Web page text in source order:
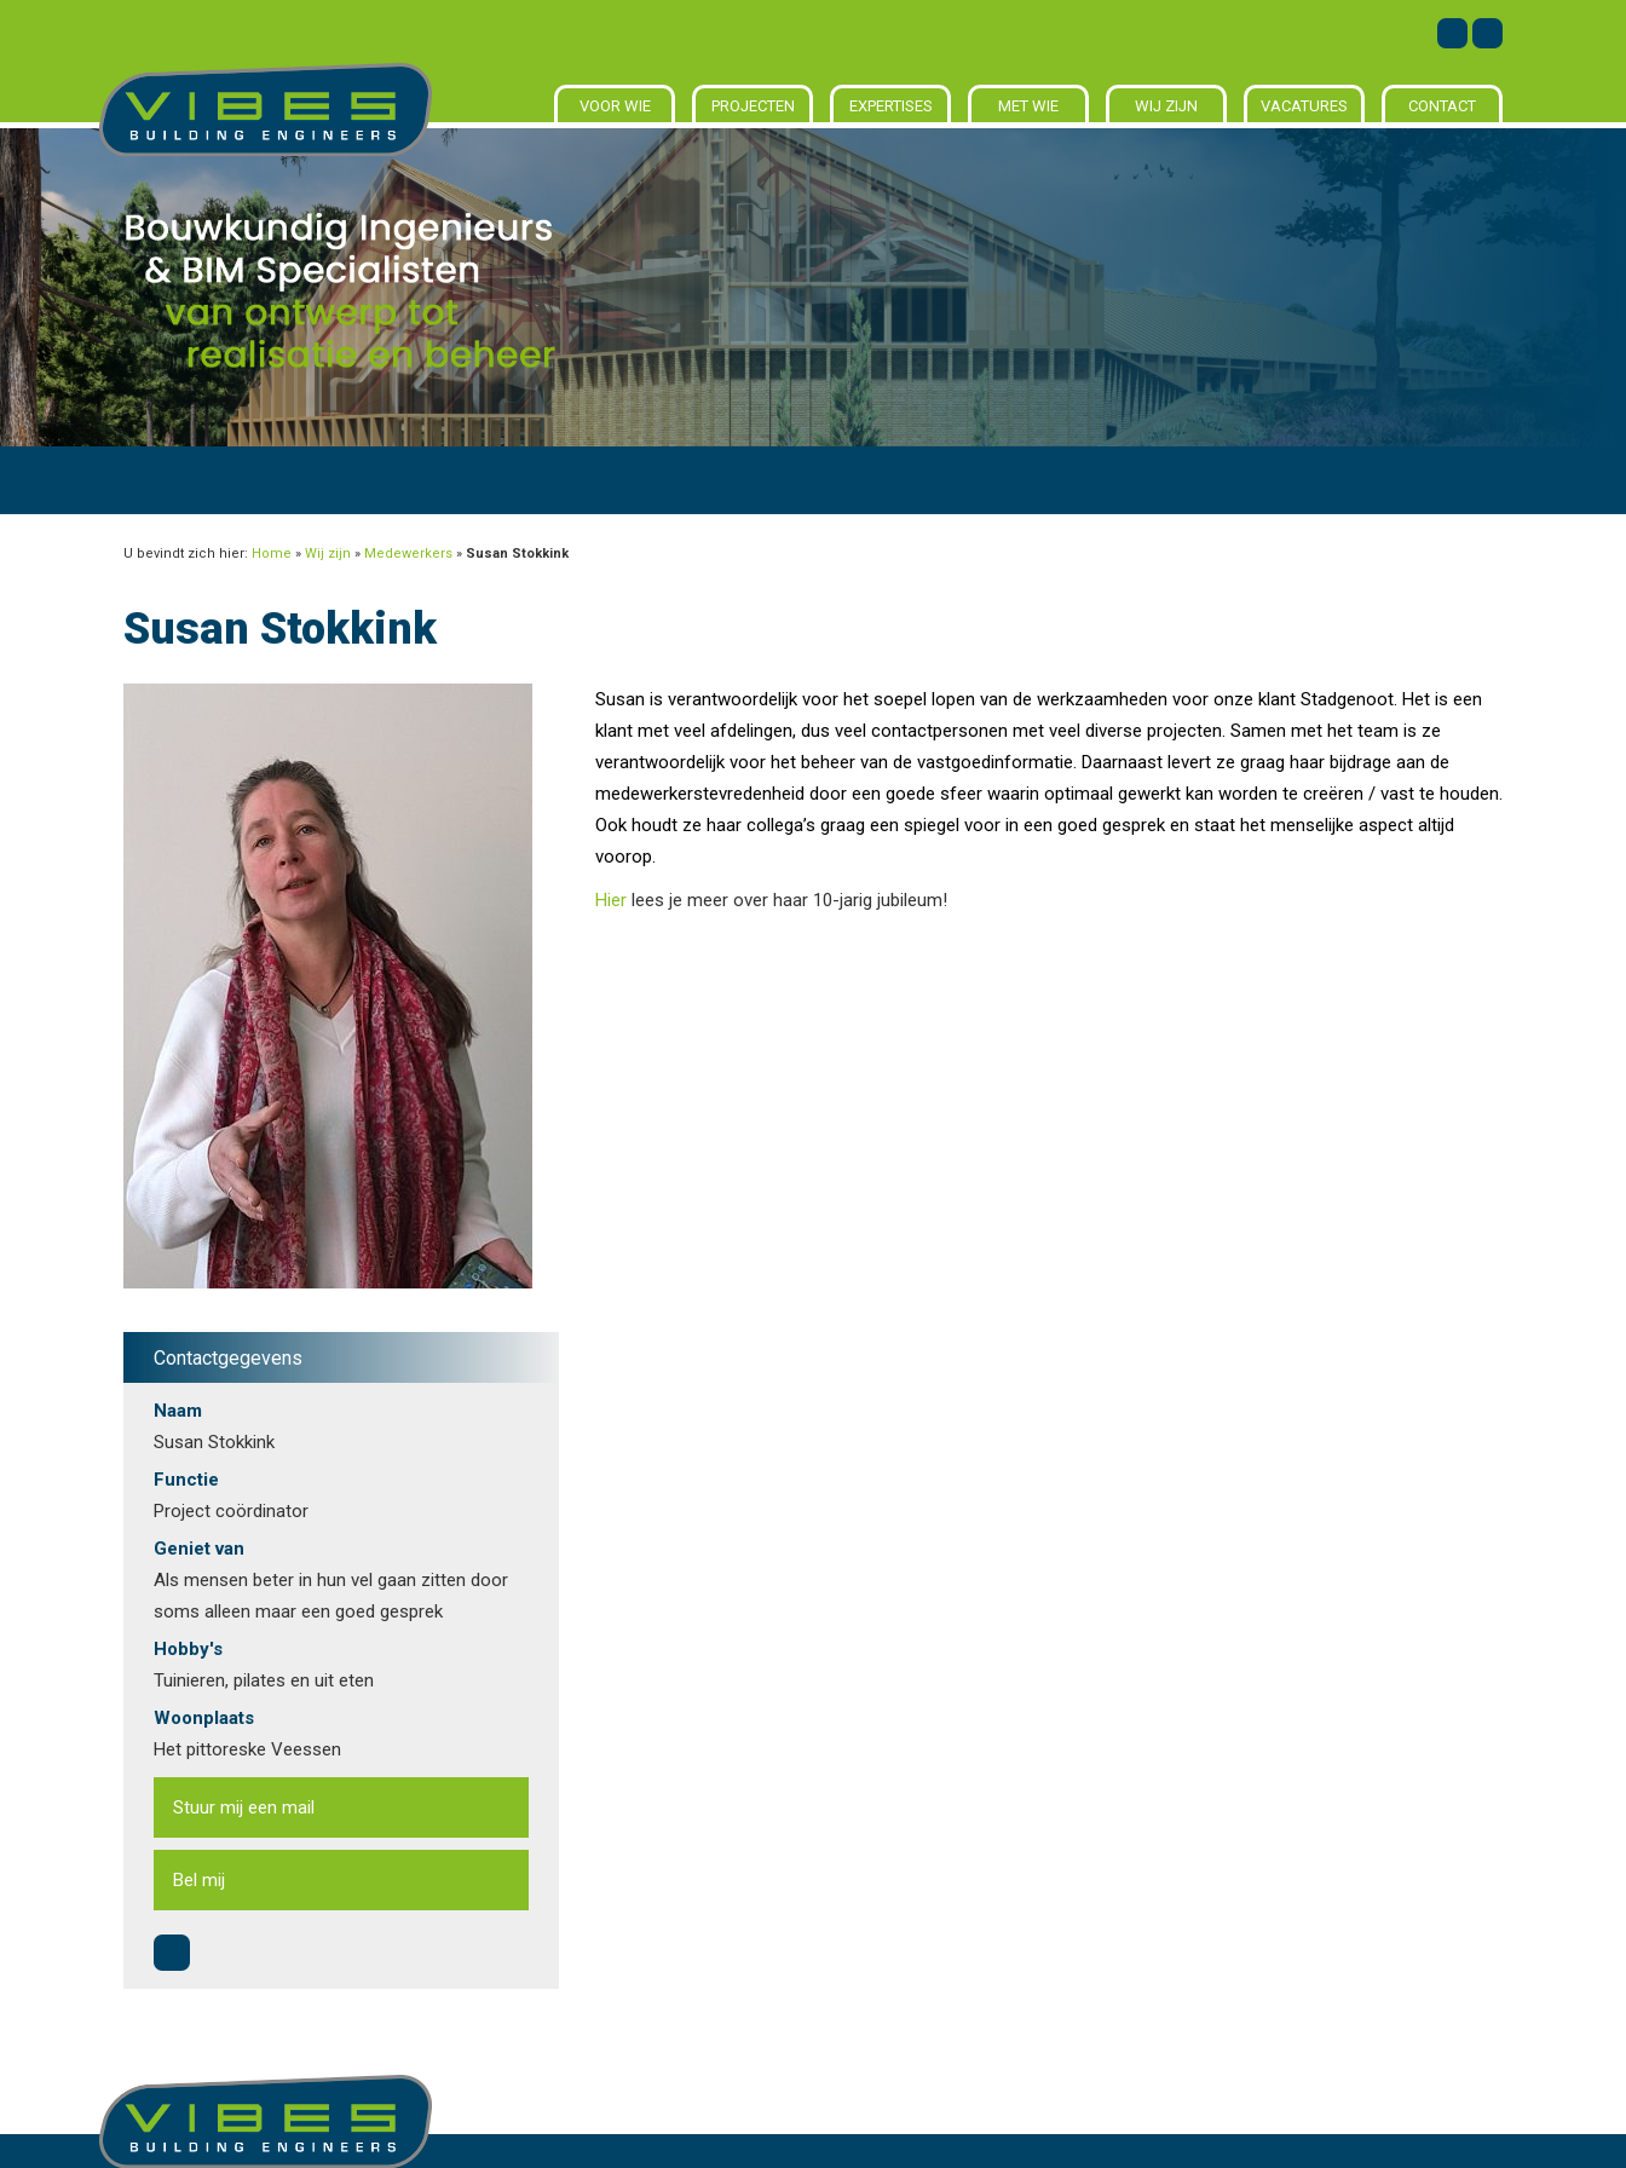
VOOR WIE PROJECTEN EXPERTISES MET WIE WIJ ZIJN VACATURES CONTACT
U bevindt zich hier: Home » Wij zijn » Medewerkers » Susan Stokkink
Susan Stokkink
Contactgegevens
Naam
Susan Stokkink
Functie
Project coördinator
Geniet van
Als mensen beter in hun vel gaan zitten door
soms alleen maar een goed gesprek
Hobby's
Tuinieren, pilates en uit eten
Woonplaats
Het pittoreske Veessen
Stuur mij een mail
Bel mij
Susan is verantwoordelijk voor het soepel lopen van de werkzaamheden voor onze klant Stadgenoot. Het is een
klant met veel afdelingen, dus veel contactpersonen met veel diverse projecten. Samen met het team is ze
verantwoordelijk voor het beheer van de vastgoedinformatie. Daarnaast levert ze graag haar bijdrage aan de
medewerkerstevredenheid door een goede sfeer waarin optimaal gewerkt kan worden te creëren / vast te houden.
Ook houdt ze haar collega’s graag een spiegel voor in een goed gesprek en staat het menselijke aspect altijd
voorop.
Hier lees je meer over haar 10-jarig jubileum!